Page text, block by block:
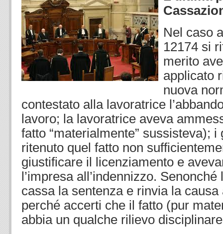
Nel caso
12174 si
merito
applicato
nuova
contestato alla lavoratrice
lavoro; la lavoratrice aveva
fatto “materialmente” sussisteva); i
ritenuto quel fatto non
giustificare il licenziamento e
l’impresa all’indennizzo.
cassa la sentenza e rinvia la
perché accerti che il fatto (pur
abbia un qualche rilievo